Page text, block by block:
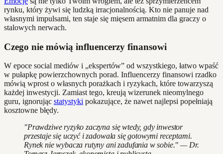
rynku, który żywi się ludzką irracjonalnością. Kto nie panuje nad
własnymi impulsami, ten staje się mięsem armatnim dla graczy o
stalowych nerwach.
Czego nie mówią influencerzy finansowi
W epoce social mediów i „ekspertów” od wszystkiego, łatwo wpaść
w pułapkę powierzchownych porad. Influencerzy finansowi rzadko
mówią wprost o własnych porażkach i ryzykach, które towarzyszą
każdej inwestycji. Zamiast tego, kreują wizerunek nieomylnego
guru, ignorując statystyki pokazujące, że nawet najlepsi popełniają
kosztowne błędy.
"Prawdziwe ryzyko zaczyna się wtedy, gdy inwestor
przestaje się uczyć i zadowala się gotowymi receptami.
Rynek nie wybacza rutyny ani zadufania w sobie." — Dr.